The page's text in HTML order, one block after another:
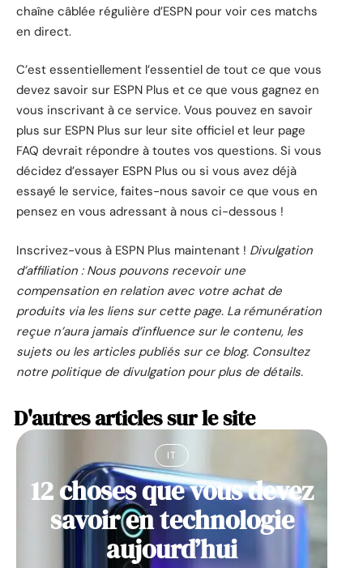
chaîne câblée régulière d’ESPN pour voir ces matchs
en direct.
C’est essentiellement l’essentiel de tout ce que vous
devez savoir sur ESPN Plus et ce que vous gagnez en
vous inscrivant à ce service. Vous pouvez en savoir
plus sur ESPN Plus sur leur site officiel et leur page
FAQ devrait répondre à toutes vos questions. Si vous
décidez d’essayer ESPN Plus ou si vous avez déjà
essayé le service, faites-nous savoir ce que vous en
pensez en vous adressant à nous ci-dessous !
Inscrivez-vous à ESPN Plus maintenant ! Divulgation
d’affiliation : Nous pouvons recevoir une
compensation en relation avec votre achat de
produits via les liens sur cette page. La rémunération
reçue n’aura jamais d’influence sur le contenu, les
sujets ou les articles publiés sur ce blog. Consultez
notre politique de divulgation pour plus de détails.
D'autres articles sur le site
IT
12 choses que vous devez
savoir en technologie
aujourd’hui